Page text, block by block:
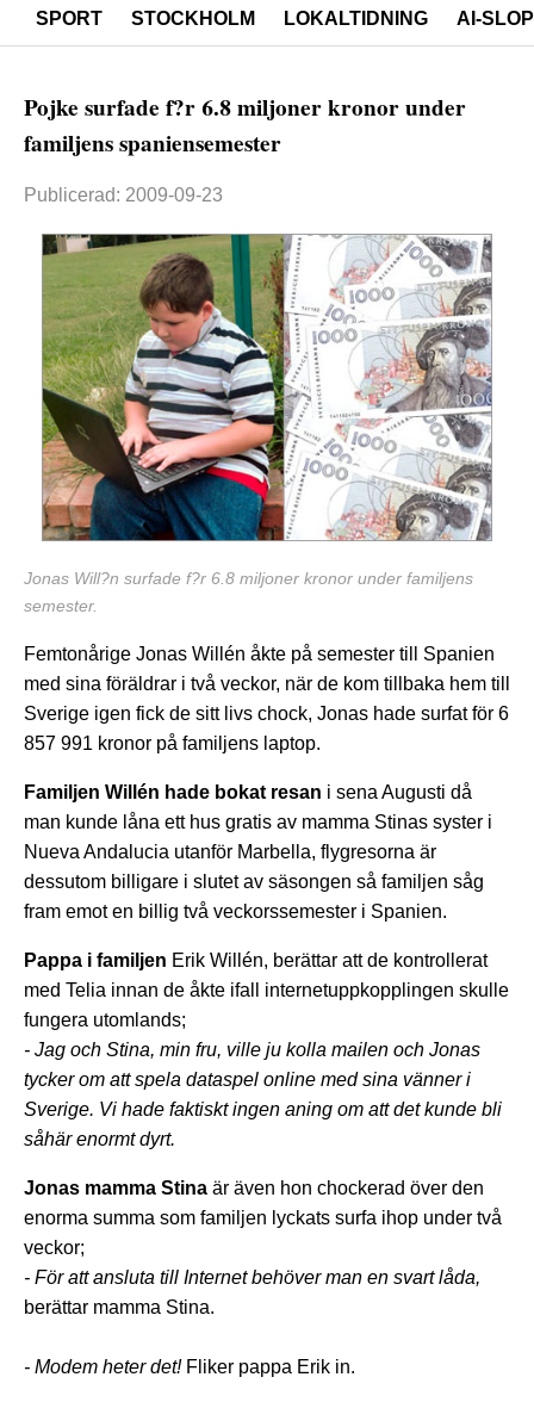
SPORT STOCKHOLM LOKALTIDNING AI-SLOP
Pojke surfade f?r 6.8 miljoner kronor under
familjens spaniensemester
Publicerad: 2009-09-23
Jonas Will?n surfade f?r 6.8 miljoner kronor under familjens
semester.
Femtonårige Jonas Willén åkte på semester till Spanien
med sina föräldrar i två veckor, när de kom tillbaka hem till
Sverige igen fick de sitt livs chock, Jonas hade surfat för 6
857 991 kronor på familjens laptop.
Familjen Willén hade bokat resan i sena Augusti då
man kunde låna ett hus gratis av mamma Stinas syster i
Nueva Andalucia utanför Marbella, flygresorna är
dessutom billigare i slutet av säsongen så familjen såg
fram emot en billig två veckorssemester i Spanien.
Pappa i familjen Erik Willén, berättar att de kontrollerat
med Telia innan de åkte ifall internetuppkopplingen skulle
fungera utomlands;
- Jag och Stina, min fru, ville ju kolla mailen och Jonas
tycker om att spela dataspel online med sina vänner i
Sverige. Vi hade faktiskt ingen aning om att det kunde bli
såhär enormt dyrt.
Jonas mamma Stina är även hon chockerad över den
enorma summa som familjen lyckats surfa ihop under två
veckor;
- För att ansluta till Internet behöver man en svart låda,
berättar mamma Stina.
- Modem heter det!Fliker pappa Erik in.